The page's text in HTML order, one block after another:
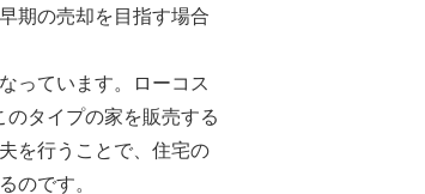
期の売却を目指す場合
っています。ローコス
タイプの家を販売する
を行うことで、住宅の
です。